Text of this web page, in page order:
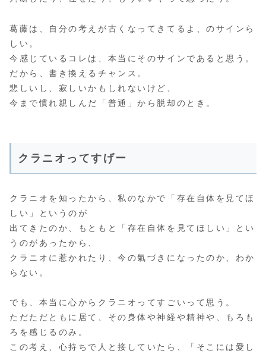
葛藤は、自分の考えが古くなってきてるよ、のサインら
しい。
今感じているコレは、本当にそのサインであると思う。
だから、書き換えるチャンス。
悲しいし、寂しいかもしれないけど、
今まで慣れ親しんだ「普通」から脱却のとき。
クラニオってすげー
クラニオを知ったから、私のなかで「存在自体を見てほ
しい」というのが
出てきたのか、もともと「存在自体を見てほしい」とい
うのがあったから、
クラニオに惹かれたり、今の氣づきになったのか、わか
らない。
でも、本当に心からクラニオってすごいって思う。
ただただともに居て、その身体や神経や精神や、もろも
ろを感じるのみ。
この考え、心持ちで人と接していたら、「そこには愛し